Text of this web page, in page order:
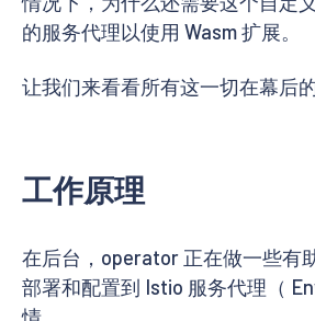
的服务代理以使用 Wasm 扩展。
让我们来看看所有这一切在幕后
工作原理
在后台，operator 正在做一些有
部署和配置到 Istio 服务代理（